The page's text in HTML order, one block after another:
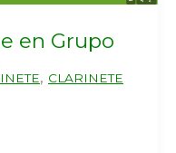
en Grupo
, CLARINETE